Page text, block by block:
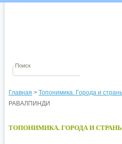
Главная > Топонимика. Города и
РАВАЛПИНДИ
ТОПОНИМИКА. ГОРОДА И